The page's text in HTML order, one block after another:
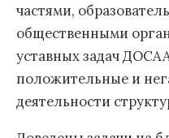
частями,
общественными
уставных задач
положительные и
деятельности